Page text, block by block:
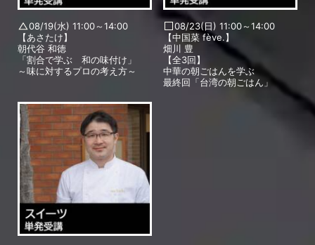
08/19(水) 11:00～14:00
【あさたけ】
朝代谷 和徳
「割合で学ぶ 和の味付け」
～味に対するプロの考え方～
08/23(日) 11:00～14:00
【中国菜 fève.】
畑川 豊
【全3回】
中華の朝ごはんを学ぶ
最終回「台湾の朝ごはん」